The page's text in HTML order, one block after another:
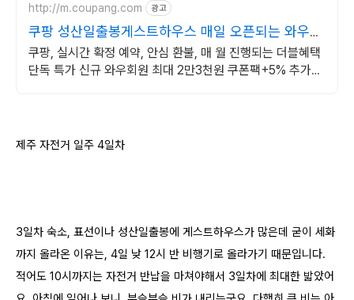
http://m.coupang.com 광고
쿠팡 성산일출봉게스트하우스 매일 오픈되는 와우회
원 특가
쿠팡, 실시간 확정 예약, 안심 환불, 매 월 진행되는 더블혜택
단독 특가 신규 와우회원 최대 2만3천원 쿠폰팩+5% 추가적
제주 자전거 일주 4일차
3일차 숙소, 표선이나 성산일출봉에 게스트하우스가 많은데 굳이 세화
까지 올라온 이유는, 4일 낮 12시 반 비행기로 올라가기 때문입니다.
적어도 10시까지는 자전거 반납을 마쳐야해서 3일차에 최대한 밟았어